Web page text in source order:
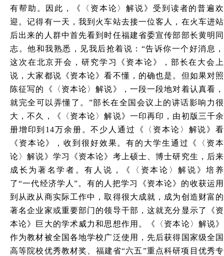
有帮助。因此，《〈资本论〉解说》受到读者的普遍欢
迎。记得有一天，我到火车站去接一位客人，在火车进站
后出来的人群中首先看到时任福建省委宣传部部长黄明同
志。他和我熟悉，见我后抢着说：“告诉你一个好消息，
这次在北京开会，研究学习《资本论》，部长在大会上
说，大家都说《资本论》看不懂，的确也是。但如果对照
陈征写的《〈资本论〉解说》，一段一段地对着认真看，
就完全可以弄懂了。”部长在全国会议上的讲话影响力很
大，不久，《〈资本论〉解说》一印再印，由初版三千余
册增印到14万余册。不少人通过《〈资本论〉解说》看
《资本论》，收到很好效果。有的大学生通过《〈资本
论〉解说》学习《资本论》考上硕士、博士研究生，后来
成长为著名学者。有人说，《〈资本论〉解说》培养
了“一代经济学人”。有的人把学习《资本论》的收获运用
到从政从商实际工作中，取得很大成就，成为创造财富的
著名企业家或重要部门的领导干部，这就充分显示了《资
本论》巨大的学术威力和思想作用。《〈资本论〉解说》
作为教材被全国各地学校广泛使用，先后获得国家级全国
高等院校优秀教材奖、福建省“六五”重点科研项目优秀专